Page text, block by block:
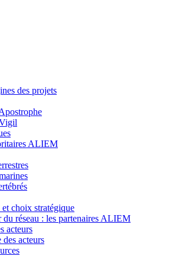
des projets
ALIEM
choix stratégique
du réseau : les partenaires ALIEM
acteurs
acteurs